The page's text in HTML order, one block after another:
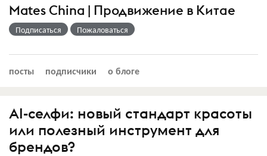
Mates China | Продвижение в Китае
Подписаться Пожаловаться
посты подписчики о блоге
AI-селфи: новый стандарт красоты
или полезный инструмент для
брендов?